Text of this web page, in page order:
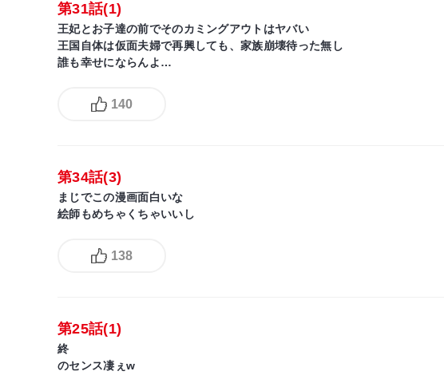
第31話(1)
王妃とお子達の前でそのカミングアウトはヤバい
王国自体は仮面夫婦で再興しても、家族崩壊待った無し
誰も幸せにならんよ…
140
第34話(3)
まじでこの漫画面白いな
絵師もめちゃくちゃいいし
138
第25話(1)
終
のセンス凄ぇw